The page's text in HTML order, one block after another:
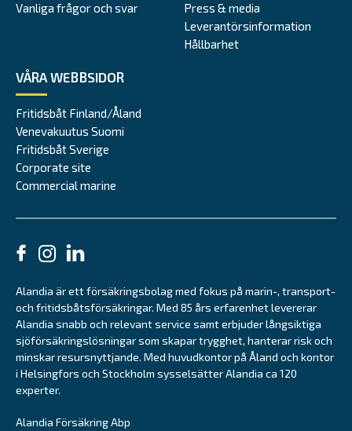
Vanliga frågor och svar
Press & media
Leverantörsinformation
Hållbarhet
VÅRA WEBBSIDOR
Fritidsbåt Finland/Åland
Venevakuutus Suomi
Fritidsbåt Sverige
Corporate site
Commercial marine
Alandia är ett försäkringsbolag med fokus på marin-, transport-
och fritidsbåtsförsäkringar. Med 85 års erfarenhet levererar
Alandia snabb och relevant service samt erbjuder långsiktiga
sjöförsäkringslösningar som skapar trygghet, hanterar risk och
minskar resursnyttjande. Med huvudkontor på Åland och kontor
i Helsingfors och Stockholm sysselsätter Alandia ca 120
experter.
Alandia Försäkring Abp